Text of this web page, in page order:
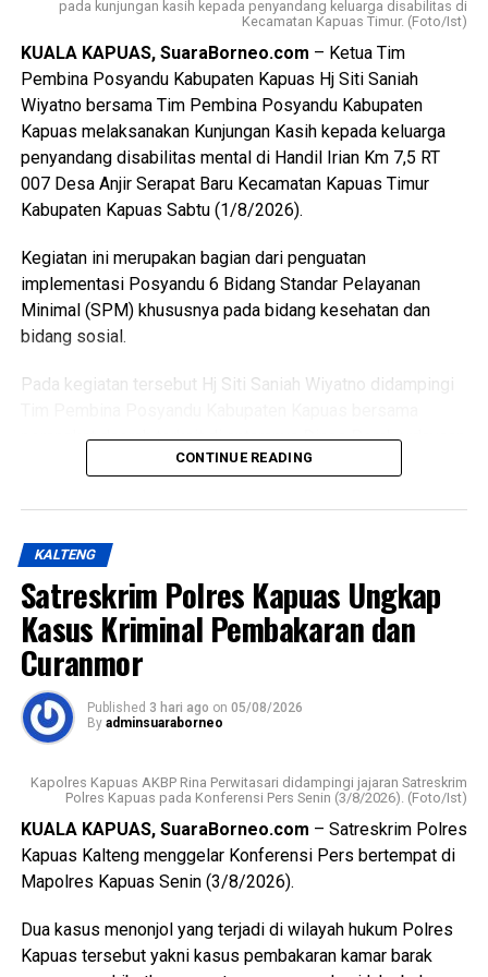
$Paskibraka merupakan wadah pembentukan karakter
generasi muda yang berlandaskan nilai-nilai Pancasila
cinta tanah air disiplin tanggung jawab kepemimpinan, dan
semangat gotong royong,” ujarnya.
Kepala Badan Kesbangpol Kabupaten Kapuas Yunabut
menyampaikan kegiatan tersebut merupakan tindak lanjut
Keputusan Kepala Badan Pembinaan Ideologi Pancasila
(BPIP) Nomor 50 Tahun 2024 tentang Tata Cara
Pengangkatan Pertama Kali Pelaksana Duta Pancasila
Paskibraka Indonesia Tingkat Provinsi dan
Kabupaten/Kota.
“Kegiatan ini juga mengacu pada Peraturan BPIP Nomor 3
calon Paskibraka terpilih wajib mengikuti pemusatan
pendidikan dan pelatihan sebelum melaksanakan tugas
pengibaran dan penurunan Duplikat Bendera Pusaka pada
Indonesia,” ujarnya. (Ujg/SB)
Views: 10
Bagikan ke
WhatsApp
pada kunjungan kasih kepada penyandang keluarga disabilitas di
Kecamatan Kapuas Timur. (Foto/Ist)
KUALA KAPUAS, SuaraBorneo.com – Ketua Tim
Pembina Posyandu Kabupaten Kapuas Hj Siti Saniah
Wiyatno bersama Tim Pembina Posyandu Kabupaten
Kapuas melaksanakan Kunjungan Kasih kepada keluarga
penyandang disabilitas mental di Handil Irian Km 7,5 RT
007 Desa Anjir Serapat Baru Kecamatan Kapuas Timur
Kabupaten Kapuas Sabtu (1/8/2026).
Kegiatan ini merupakan bagian dari penguatan
implementasi Posyandu 6 Bidang Standar Pelayanan
Minimal (SPM) khususnya pada bidang kesehatan dan
bidang sosial.
Pada kegiatan tersebut Hj Siti Saniah Wiyatno didampingi
perangkat daerah terkait di antaranya Dinas Pemberdayaan
Masyarakat dan Desa (DPMD) Dinas Kesehatan Dinas
Pengendalian Penduduk dan Keluarga Berencana
(P3APPKB) Dinas Sosial Pemerintah Kecamatan Kapuas
Timur Pemdes serta kader Posyandu.
Menurutnya kunjungan kasih ini merupakan bentuk
perhatian pemerintah daerah kepada masyarakat yang
tergolong rentan sekaligus memperkuat pelaksanaan
transformasi Posyandu yang kini tidak hanya berfokus
pada pelayanan kesehatan ibu dan anak, tetapi juga
mencakup enam bidang Standar Pelayanan Minimal.
Ia mengatakan keberhasilan implementasi Posyandu 6
Bidang SPM memerlukan kolaborasi seluruh pihak mulai
dari pemerintah daerah pemerintah kecamatan pemerintah
desa tenaga kesehatan kader Posyandu hingga
“Oleh karena itu sinergi lintas sektor menjadi kunci agar
CONTINUE READING
KALTENG
Satreskrim Polres Kapuas Ungkap
Kasus Kriminal Pembakaran dan
Curanmor
Published 3 hari ago on 05/08/2026
By adminsuaraborneo
Kapolres Kapuas AKBP Rina Perwitasari didampingi jajaran Satreskrim
Polres Kapuas pada Konferensi Pers Senin (3/8/2026). (Foto/Ist)
KUALA KAPUAS, SuaraBorneo.com – Satreskrim Polres
Kapuas Kalteng menggelar Konferensi Pers bertempat di
Mapolres Kapuas Senin (3/8/2026).
Dua kasus menonjol yang terjadi di wilayah hukum Polres
Kapuas tersebut yakni kasus pembakaran kamar barak